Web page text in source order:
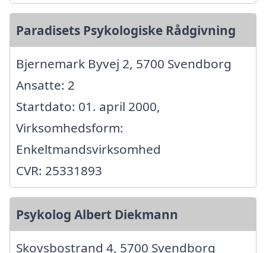
Paradisets Psykologiske Rådgivning
Bjernemark Byvej 2, 5700 Svendborg
Ansatte: 2
Startdato: 01. april 2000,
Virksomhedsform:
Enkeltmandsvirksomhed
CVR: 25331893
Psykolog Albert Diekmann
Skovsbostrand 4, 5700 Svendborg